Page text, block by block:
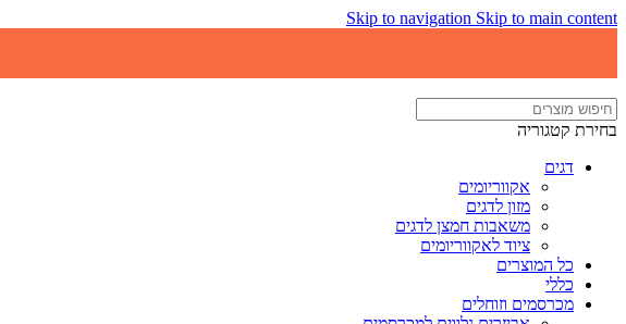
Skip to navigation Skip to main content
בחירת קטגוריה
דגים
אקווריומים
מזון לדגים
משאבות חמצן לדגים
ציוד לאקווריומים
כל המוצרים
כללי
מכרסמים וזוחלים